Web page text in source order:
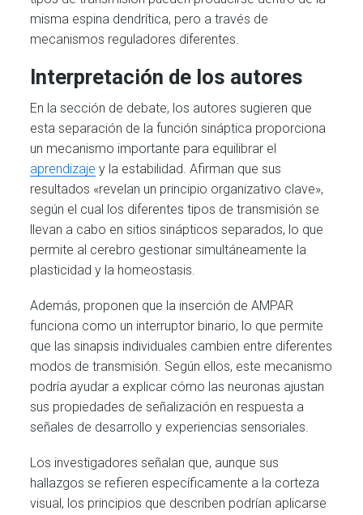
misma espina dendrítica, pero a través de
mecanismos reguladores diferentes.
Interpretación de los autores
En la sección de debate, los autores sugieren que
esta separación de la función sináptica proporciona
un mecanismo importante para equilibrar el
aprendizaje y la estabilidad. Afirman que sus
resultados «revelan un principio organizativo clave»,
según el cual los diferentes tipos de transmisión se
llevan a cabo en sitios sinápticos separados, lo que
permite al cerebro gestionar simultáneamente la
plasticidad y la homeostasis.
Además, proponen que la inserción de AMPAR
funciona como un interruptor binario, lo que permite
que las sinapsis individuales cambien entre diferentes
modos de transmisión. Según ellos, este mecanismo
podría ayudar a explicar cómo las neuronas ajustan
sus propiedades de señalización en respuesta a
señales de desarrollo y experiencias sensoriales.
Los investigadores señalan que, aunque sus
hallazgos se refieren específicamente a la corteza
visual, los principios que describen podrían aplicarse